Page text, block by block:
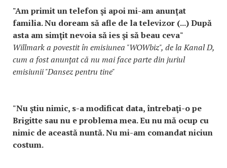
"Am primit un telefon şi apoi mi-am anunţat
familia. Nu doream să afle de la televizor (...) După
asta am simţit nevoia să ies şi să beau ceva"
Willmark a povestit în emisiunea "WOWbiz", de la Kanal D,
cum a fost anunțat că nu mai face parte din juriul
emisiunii "Dansez pentru tine"
"Nu ştiu nimic, s-a modificat data, întrebaţi-o pe
Brigitte sau nu e problema mea. Eu nu mă ocup cu
nimic de această nuntă. Nu mi-am comandat niciun
costum.